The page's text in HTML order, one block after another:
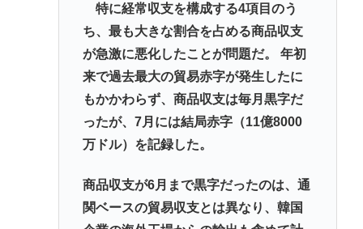
特に経常収支を構成する4項目のう
ち、最も大きな割合を占める商品収支
が急激に悪化したことが問題だ。 年初
来で過去最大の貿易赤字が発生したに
もかかわらず、商品収支は毎月黒字だ
ったが、7月には結局赤字（11億8000
万ドル）を記録した。
商品収支が6月まで黒字だったのは、通
関ベースの貿易収支とは異なり、韓国